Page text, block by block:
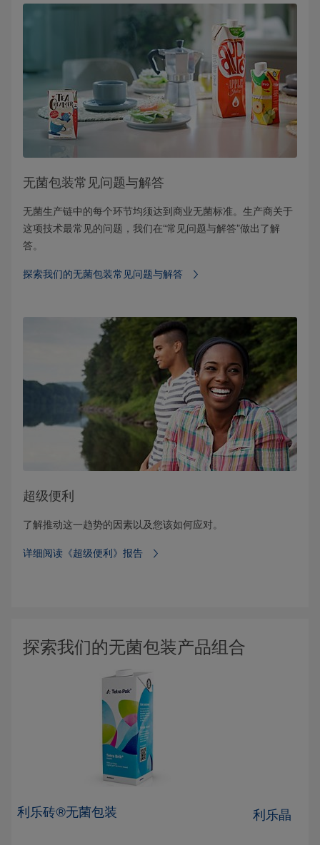
无菌包装常见问题与解答
无菌生产链中的每个环节均须达到商业无菌标准。生产商关于
这项技术最常见的问题，我们在“常见问题与解答”做出了解
答。
探索我们的无菌包装常见问题与解答
超级便利
了解推动这一趋势的因素以及您该如何应对。
详细阅读《超级便利》报告
探索我们的无菌包装产品组合
利乐砖®无菌包装 利乐晶®无